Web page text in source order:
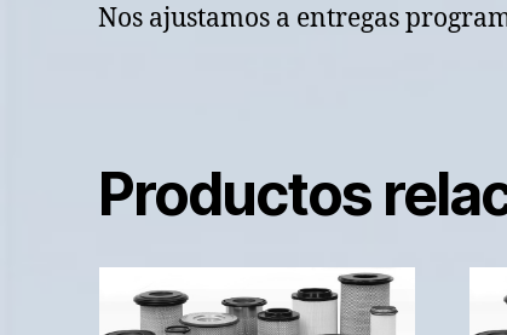
Nos ajustamos a entregas
Productos